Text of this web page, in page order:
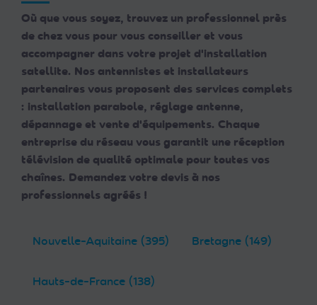
Où que vous soyez, trouvez un professionnel près
de chez vous pour vous conseiller et vous
accompagner dans votre projet d'installation
satellite. Nos antennistes et installateurs
partenaires vous proposent des services complets
: installation parabole, réglage antenne,
dépannage et vente d'équipements. Chaque
entreprise du réseau vous garantit une réception
télévision de qualité optimale pour toutes vos
chaînes. Demandez votre devis à nos
professionnels agréés !
Nouvelle-Aquitaine (395) Bretagne (149)
Hauts-de-France (138)